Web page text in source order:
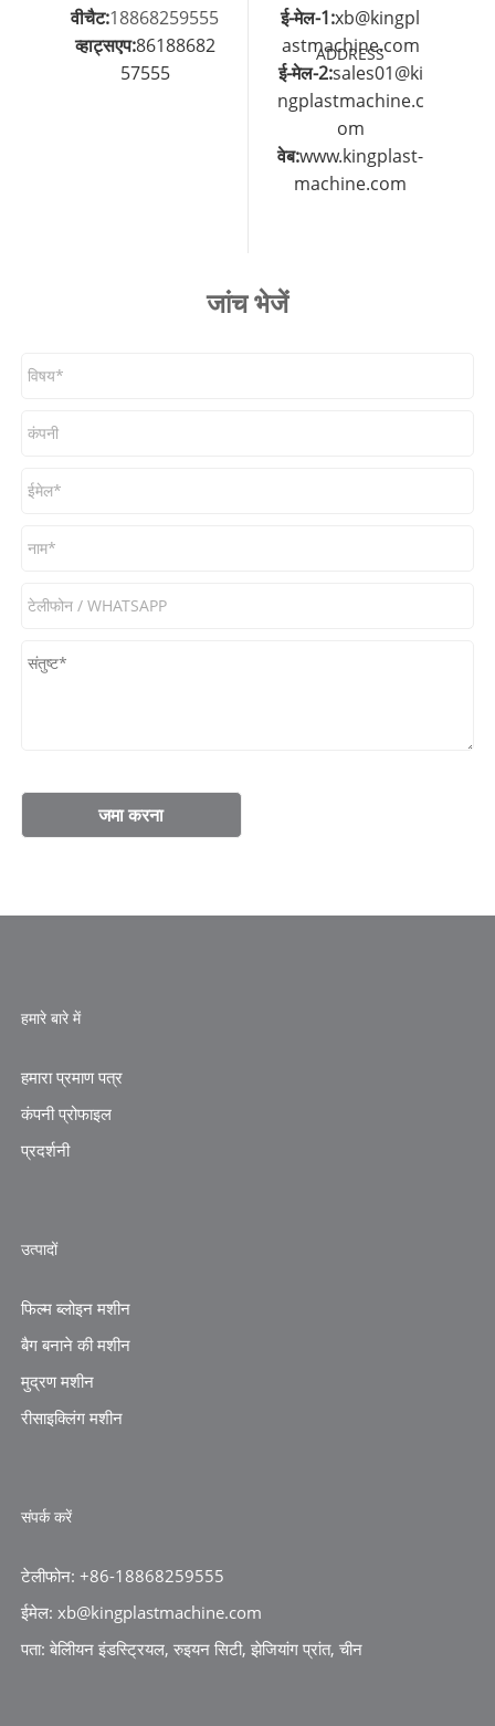
वीचैट:18868259555
व्हाट्सएप:86188682
57555
ई-मेल-1:xb@kingpl
astmachine.com
ई-मेल-2:sales01@ki
ngplastmachine.c
om
वेब:www.kingplast-
machine.com
जांच भेजें
हमारे बारे में
हमारा प्रमाण पत्र
कंपनी प्रोफाइल
प्रदर्शनी
उत्पादों
फिल्म ब्लोइन मशीन
बैग बनाने की मशीन
मुद्रण मशीन
रीसाइक्लिंग मशीन
संपर्क करें
टेलीफोन: +86-18868259555
ईमेल: xb@kingplastmachine.com
पता: बेलीियन इंडस्ट्रियल, रुइयन सिटी, झेजियांग प्रांत, चीन